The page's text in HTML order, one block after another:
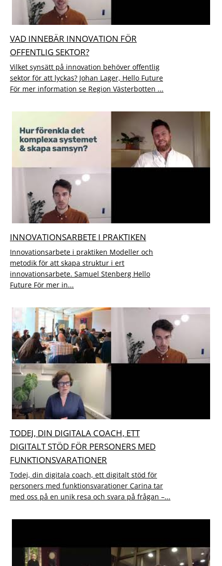
VAD INNEBÄR INNOVATION FÖR
OFFENTLIG SEKTOR?
Vilket synsätt på innovation behöver offentlig
sektor för att lyckas? Johan Lager, Hello Future
För mer information se Region Västerbotten ...
INNOVATIONSARBETE I PRAKTIKEN
Innovationsarbete i praktiken Modeller och
metodik för att skapa struktur i ert
innovationsarbete. Samuel Stenberg Hello
Future För mer in...
TODEJ, DIN DIGITALA COACH, ETT
DIGITALT STÖD FÖR PERSONERS MED
FUNKTIONSVARATIONER
Todej, din digitala coach, ett digitalt stöd för
personers med funktionsvarationer Carina tar
med oss på en unik resa och svara på frågan –...